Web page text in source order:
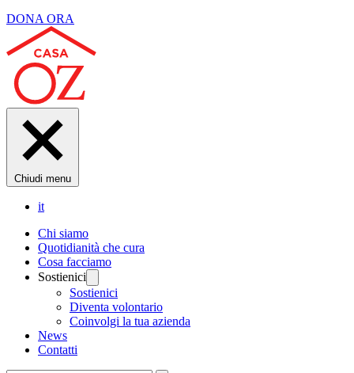
DONA ORA
Chiudi menu
it
Chi siamo
Quotidianità che cura
Cosa facciamo
Sostienici
Sostienici
Diventa volontario
Coinvolgi la tua azienda
News
Contatti